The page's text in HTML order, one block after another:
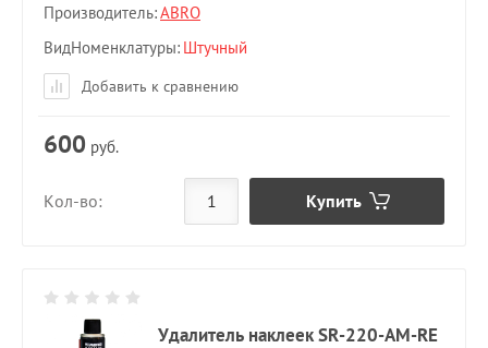
Производитель:ABRO
ВидНоменклатуры Штучный
Добавить к сравнению
Кол-во:
600 руб.
Купить
Удалитель наклеек SR-220-AM-RE